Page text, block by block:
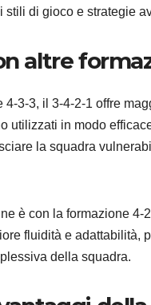
stili di gioco e strategie
altre
4-3-3, il 3-4-2-1 offre
utilizzati in modo
la squadra
è con la formazione
fluidità e adattabilità,
della squadra.